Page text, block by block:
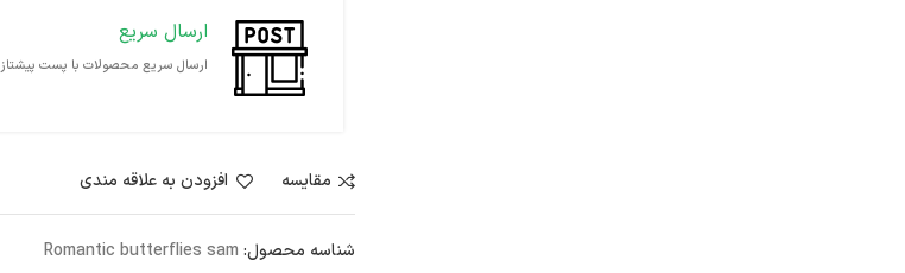
ارسال سریع
ارسال سریع محصولات با پست پیشتاز
مقايسه افزودن به علاقه مندی
شناسه محصول: Romantic butterflies sam